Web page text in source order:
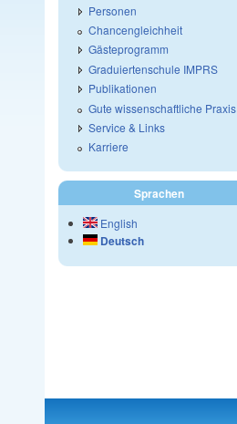
Personen
Chancengleichheit
Gästeprogramm
Graduiertenschule IMPRS
Publikationen
Gute wissenschaftliche Praxis
Service & Links
Karriere
Sprachen
English
Deutsch